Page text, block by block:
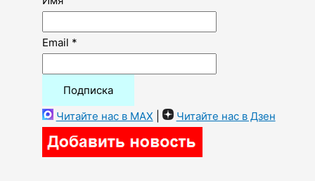
Email *
Читайте нас в MAX Читайте нас в Дзен